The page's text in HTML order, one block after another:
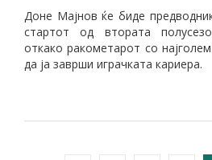
Доне Мајнов ќе биде
стартот од втората
откако ракометарот со
да ја заврши играчката кариера.